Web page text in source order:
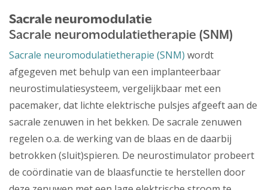
Sacrale neuromodulatie
Sacrale neuromodulatietherapie (SNM)
Sacrale neuromodulatietherapie (SNM) wordt
afgegeven met behulp van een implanteerbaar
neurostimulatiesysteem, vergelijkbaar met een
pacemaker, dat lichte elektrische pulsjes afgeeft aan de
sacrale zenuwen in het bekken. De sacrale zenuwen
regelen o.a. de werking van de blaas en de daarbij
betrokken (sluit)spieren. De neurostimulator probeert
de coördinatie van de blaasfunctie te herstellen door